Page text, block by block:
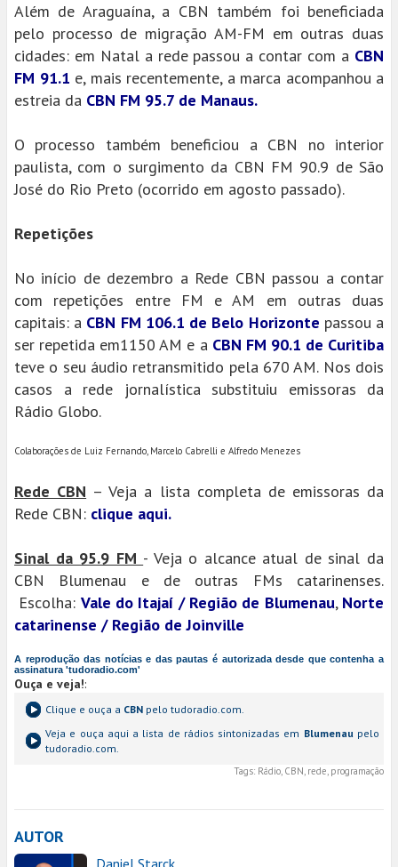
Além de Araguaína, a CBN também foi beneficiada
pelo processo de migração AM-FM em outras duas
cidades: em Natal a rede passou a contar com a CBN
FM 91.1 e, mais recentemente, a marca acompanhou a
estreia da CBN FM 95.7 de Manaus.
O processo também beneficiou a CBN no interior
paulista, com o surgimento da CBN FM 90.9 de São
José do Rio Preto (ocorrido em agosto passado).
Repetições
No início de dezembro a Rede CBN passou a contar
com repetições entre FM e AM em outras duas
capitais: a CBN FM 106.1 de Belo Horizonte passou a
ser repetida em1150 AM e a CBN FM 90.1 de Curitiba
teve o seu áudio retransmitido pela 670 AM. Nos dois
casos a rede jornalística substituiu emissoras da
Rádio Globo.
Colaborações de Luiz Fernando, Marcelo Cabrelli e Alfredo Menezes
Rede CBN – Veja a lista completa de emissoras da
Rede CBN: clique aqui.
Sinal da 95.9 FM - Veja o alcance atual de sinal da
CBN Blumenau e de outras FMs catarinenses.
Escolha: Vale do Itajaí / Região de Blumenau, Norte
catarinense / Região de Joinville
A reprodução das notícias e das pautas é autorizada desde que contenha a
assinatura 'tudoradio.com'
Ouça e veja!:
Clique e ouça a CBN pelo tudoradio.com.
Veja e ouça aqui a lista de rádios sintonizadas em Blumenaupelo
tudoradio.com.
Tags: Rádio, CBN, rede, programação
AUTOR
Daniel Starck